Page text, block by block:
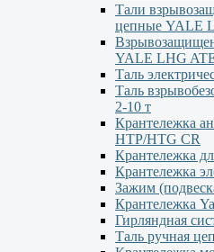
Тали
цепные YALE
YALE LHG
Таль
Таль
2-10 т
Крантележка
HTP/HTG CR
Крантележка
Крантележка
Зажим
Крантележка
Гирляндная
Таль ручная